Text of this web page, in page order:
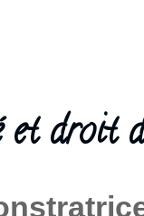
droit